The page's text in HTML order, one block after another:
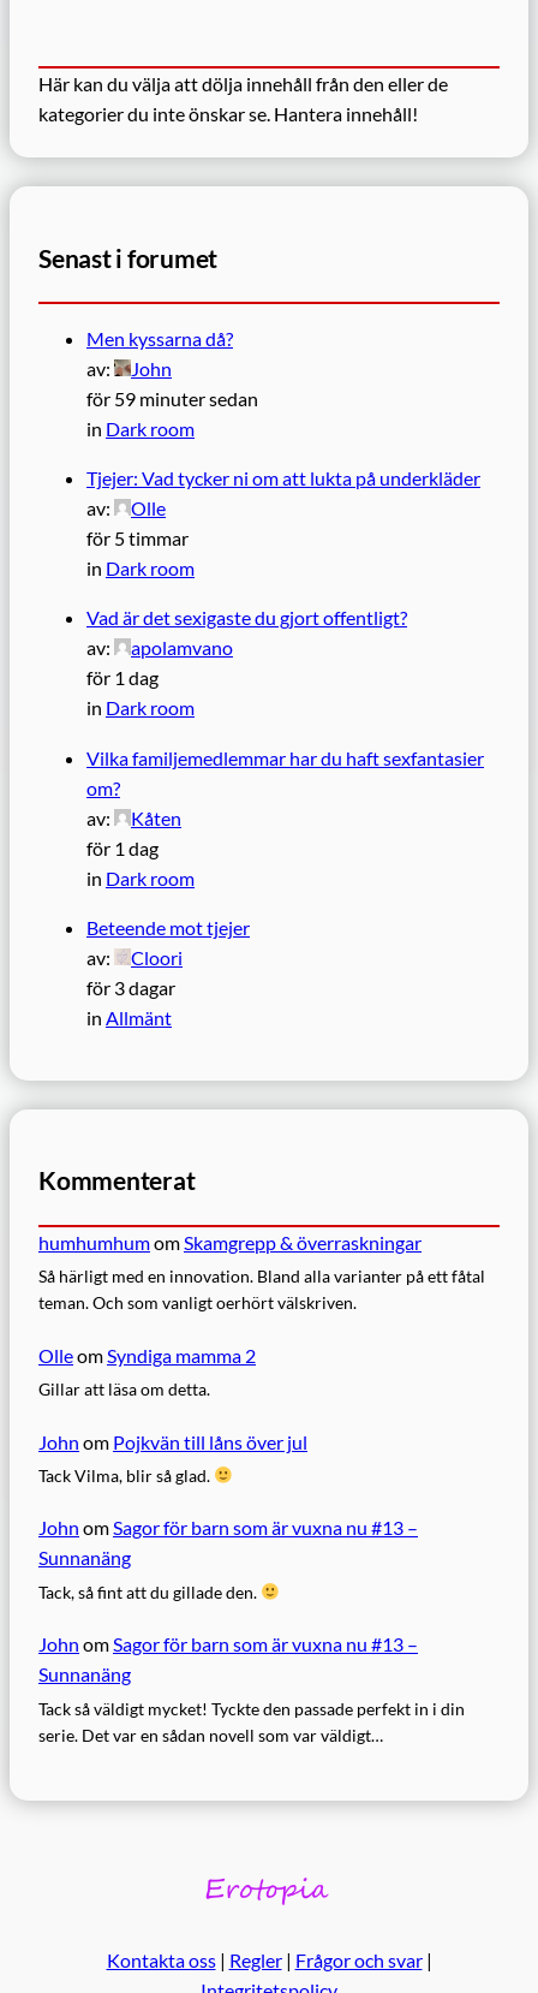
Här kan du välja att dölja innehåll från den eller de
kategorier du inte önskar se. Hantera innehåll!
Senast i forumet
Men kyssarna då?
av:
John
för 59 minuter sedan
in Dark room
Tjejer: Vad tycker ni om att lukta på underkläder
av:
Olle
för 5 timmar
in Dark room
Vad är det sexigaste du gjort offentligt?
av:
apolamvano
för 1 dag
in Dark room
Vilka familjemedlemmar har du haft sexfantasier
om?
av:
Kåten
för 1 dag
in Dark room
Beteende mot tjejer
av:
Cloori
för 3 dagar
in Allmänt
Kommenterat
humhumhumom Skamgrepp & överraskningar
Så härligt med en innovation. Bland alla varianter på ett fåtal
teman. Och som vanligt oerhört välskriven.
Olleom Syndiga mamma 2
Gillar att läsa om detta.
John om Pojkvän till låns över jul
Tack Vilma, blir så glad.
John omSagor för barn som är vuxna nu #13 –
Sunnanäng
Tack, så fint att du gillade den.
John omSagor för barn som är vuxna nu #13 –
Sunnanäng
Tack så väldigt mycket! Tyckte den passade perfekt in i din
serie. Det var en sådan novell som var väldigt…
Kontakta oss| Regler| Frågor och svar|